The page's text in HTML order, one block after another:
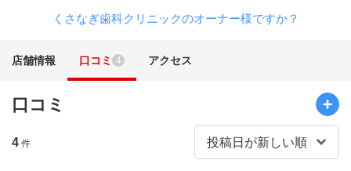
くさなぎ歯科クリニックのオーナー様ですか？
店舗情報 口コミ 4 アクセス
口コミ
4 件